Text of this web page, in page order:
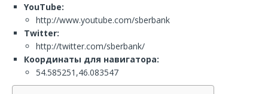
YouTube:
http://www.youtube.com/sberbank
Twitter:
http://twitter.com/sberbank/
Координаты для навигатора:
54.585251,46.083547